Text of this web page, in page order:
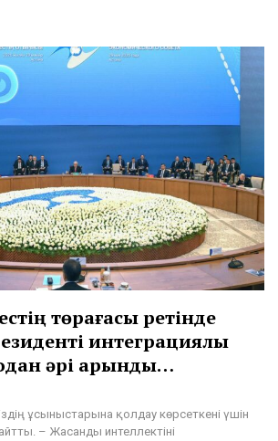
төрағасы ретінде
интеграциялық
әрі қарқынды…
ұсыныстарына қолдау көрсеткені үшін
– Жасанды интеллектіні